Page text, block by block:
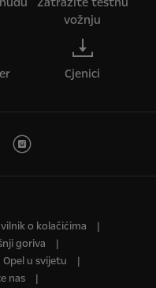
vožnju
Cjenici
o kolačićima
goriva
Opel u svijetu
nas